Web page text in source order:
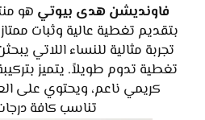
فاونديشن هدى بيوتي هو
بتقديم تغطية عالية وثبات
تجربة مثالية للنساء اللاتي
تغطية تدوم طويلاً. يتميز
كريمي ناعم، ويحتوي على
تناسب كافة